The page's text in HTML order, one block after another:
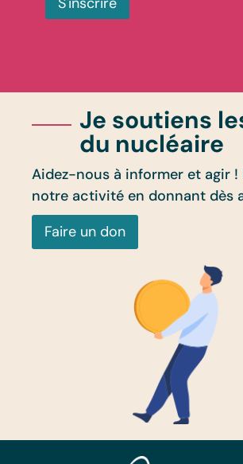
Je soutiens
du nucléaire
Aidez-nous à informer et agir !
notre activité en donnant dès
Faire un don